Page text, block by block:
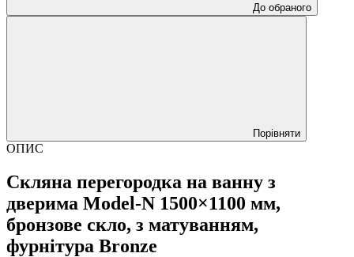
До обраного
Порівняти
ОПИС
Скляна перегородка на ванну з
дверима Model-N 1500×1100 мм,
бронзове скло, з матуванням,
фурнітура Bronze